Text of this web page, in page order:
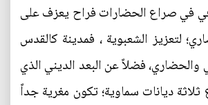
في صراع الحضارات فراح يعزف على
لتعزيز الشعبوية ، فمدينة كالقدس
والحضاري، فضلاً عن البعد الديني الذي
ثلاثة ديانات سماوية؛ تكون مغرية جداً